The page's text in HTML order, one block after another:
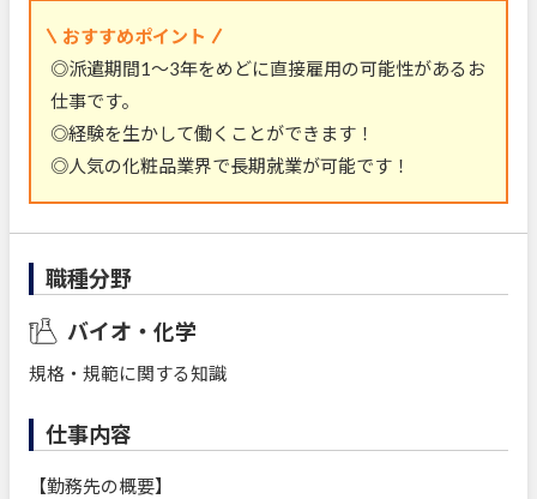
おすすめポイント
◎派遣期間1～3年をめどに直接雇用の可能性があるお
仕事です。
◎経験を生かして働くことができます！
◎人気の化粧品業界で長期就業が可能です！
職種分野
バイオ・化学
規格・規範に関する知識
仕事内容
【勤務先の概要】